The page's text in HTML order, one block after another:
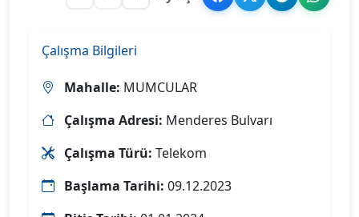
Çalışma Bilgileri
Mahalle: MUMCULAR
Çalışma Adresi: Menderes Bulvarı
Çalışma Türü: Telekom
Başlama Tarihi: 09.12.2023